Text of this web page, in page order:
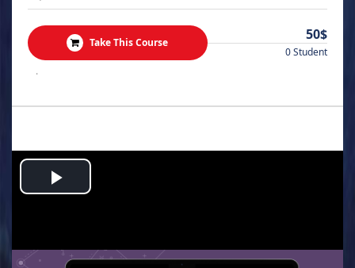
Take This Course 50$
0 Student
.
Play